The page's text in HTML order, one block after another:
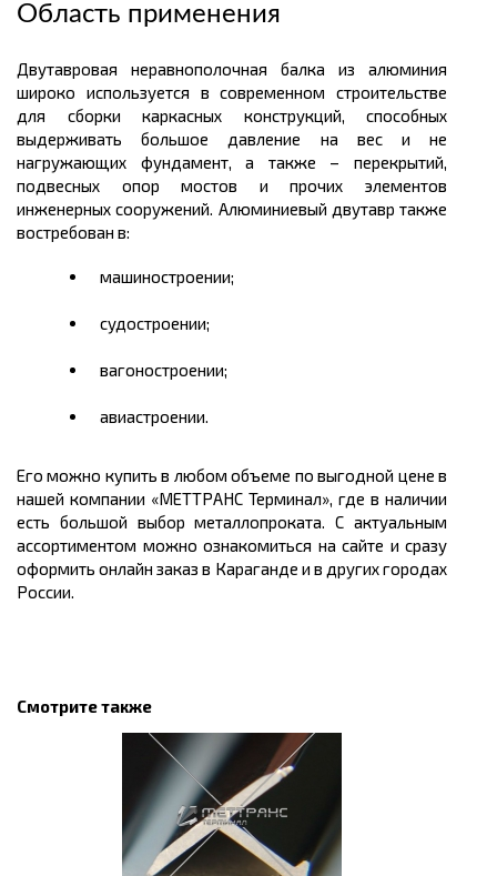
Область применения
Двутавровая неравнополочная балка из алюминия
широко используется в современном строительстве
для сборки каркасных конструкций, способных
выдерживать большое давление на вес и не
нагружающих фундамент, а также – перекрытий,
подвесных опор мостов и прочих элементов
инженерных сооружений. Алюминиевый двутавр также
востребован в:
машиностроении;
судостроении;
вагоностроении;
авиастроении.
Его можно купить в любом объеме по выгодной цене в
нашей компании «МЕТТРАНС Терминал», где в наличии
есть большой выбор металлопроката. С актуальным
ассортиментом можно ознакомиться на сайте и сразу
оформить онлайн заказ в Караганде и в других городах
России.
Смотрите также